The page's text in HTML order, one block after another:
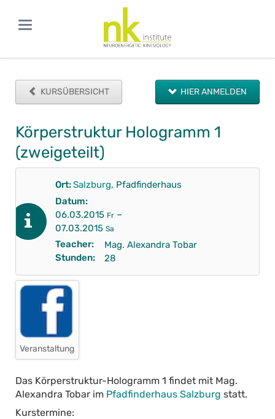
KURSÜBERSICHT HIER ANMELDEN
Körperstruktur Hologramm 1
(zweigeteilt)
Ort:Salzburg, Pfadfinderhaus
Datum:
06.03.2015 Fr–
07.03.2015 Sa
Teacher:
Mag. Alexandra Tobar
Stunden:
28
Veranstaltung
Das Körperstruktur-Hologramm 1 findet mit Mag.
Alexandra Tobar im Pfadfinderhaus Salzburg statt.
Kurstermine: